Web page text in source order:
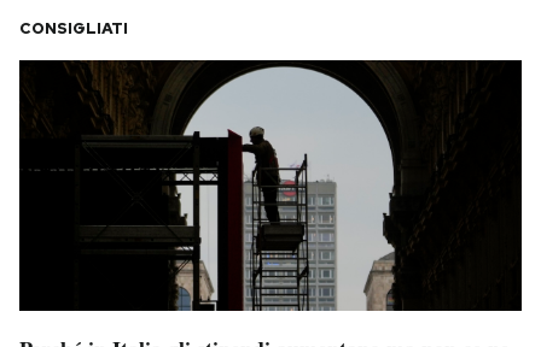
CONSIGLIATI